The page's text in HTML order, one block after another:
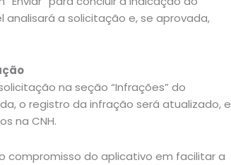
a solicitação e, se aprovada,
na seção “Infrações” do
o registro da infração será atualizado, e
na CNH.
compromisso do aplicativo em facilitar a